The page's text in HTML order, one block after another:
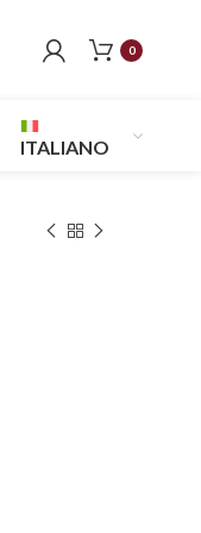
0
ITALIANO